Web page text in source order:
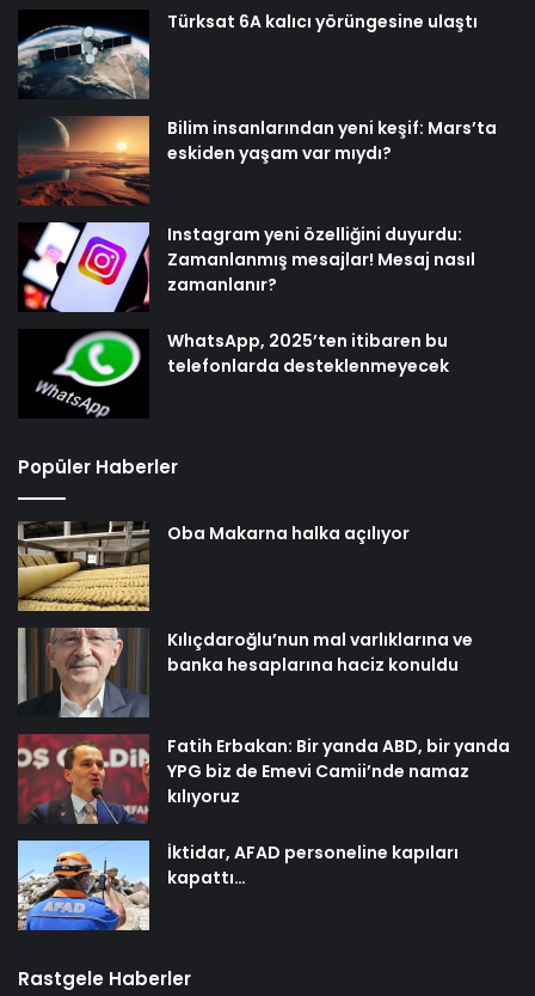
Türksat 6A kalıcı yörüngesine ulaştı
Bilim insanlarından yeni keşif: Mars’ta
eskiden yaşam var mıydı?
Instagram yeni özelliğini duyurdu:
Zamanlanmış mesajlar! Mesaj nasıl
zamanlanır?
WhatsApp, 2025’ten itibaren bu
telefonlarda desteklenmeyecek
Popüler Haberler
Oba Makarna halka açılıyor
Kılıçdaroğlu’nun mal varlıklarına ve
banka hesaplarına haciz konuldu
Fatih Erbakan: Bir yanda ABD, bir yanda
YPG biz de Emevi Camii’nde namaz
kılıyoruz
İktidar, AFAD personeline kapıları
kapattı…
Rastgele Haberler